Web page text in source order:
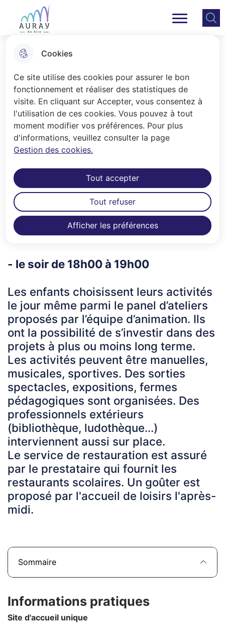
Cookies
Ce site utilise des cookies pour assurer le bon
fonctionnement et réaliser des statistiques de
visite. En cliquant sur Accepter, vous consentez à
l'utilisation de ces cookies. Vous pouvez à tout
moment modifier vos préférences. Pour plus
d'informations, veuillez consulter la page
Gestion des cookies.
Afficher les préférences
Tout accepter
Tout refuser
Aller
au
menu
Consulter
le plan
Ville Auray Menu principal
Accueil
L’accueil de loisirs (3 à 12 ans) est
ouvert de 7h30 à 19h du lundi au
vendredi pendant les vacances
scolaires à la ½ journée ou la journée,
avec ou sans repas.
Un accueil périscolaire vous est
proposé :
- le matin de 7h30 à 8h30
- le soir de 18h00 à 19h00
Les enfants choisissent leurs activités
le jour même parmi le panel d’ateliers
proposés par l’équipe d’animation. Ils
ont la possibilité de s’investir dans des
projets à plus ou moins long terme.
Les activités peuvent être manuelles,
musicales, sportives. Des sorties
spectacles, expositions, fermes
pédagogiques sont organisées. Des
professionnels extérieurs
(bibliothèque, ludothèque...)
interviennent aussi sur place.
Le service de restauration est assuré
par le prestataire qui fournit les
restaurants scolaires. Un goûter est
proposé par l'accueil de loisirs l'après-
midi.
Sommaire
Informations pratiques
Site d'accueil unique